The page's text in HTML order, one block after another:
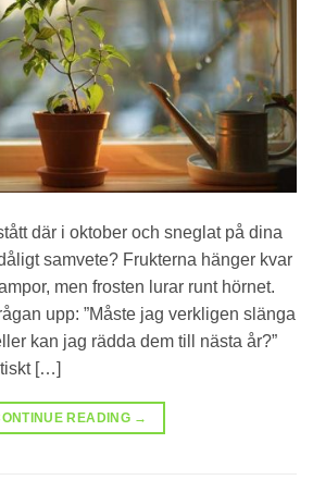
där i oktober och sneglat på dina
samvete? Frukterna hänger kvar
men frosten lurar runt hörnet.
upp: ”Måste jag verkligen slänga
kan jag rädda dem till nästa år?”
[…]
READING →